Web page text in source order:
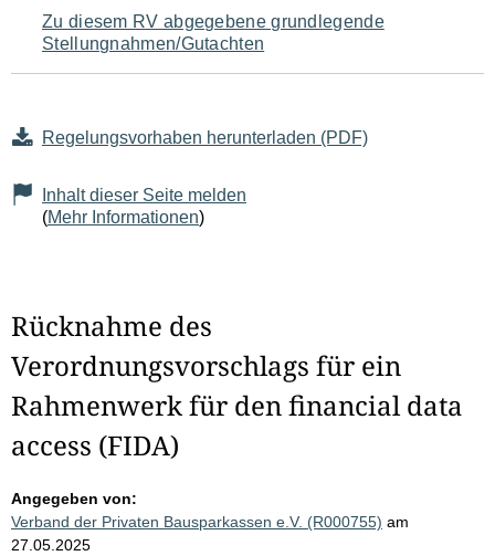
Seiteninhalt
Zu diesem RV abgegebene grundlegende
Stellungnahmen/Gutachten
Regelungsvorhaben herunterladen (PDF)
Inhalt dieser Seite melden
(Mehr Informationen)
Rücknahme des
Verordnungsvorschlags für ein
Rahmenwerk für den financial data
access (FIDA)
Angegeben von:
Verband der Privaten Bausparkassen e.V. (R000755) am
27.05.2025